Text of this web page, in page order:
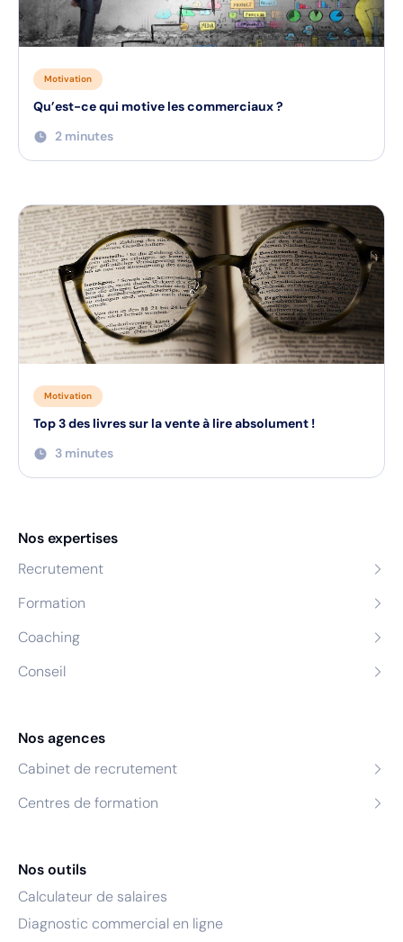
Motivation
Qu’est-ce qui motive les commerciaux ?
2 minutes
Motivation
Top 3 des livres sur la vente à lire absolument !
3 minutes
Nos expertises
Recrutement
Formation
Coaching
Conseil
Nos agences
Cabinet de recrutement
Centres de formation
Nos outils
Calculateur de salaires
Diagnostic commercial en ligne